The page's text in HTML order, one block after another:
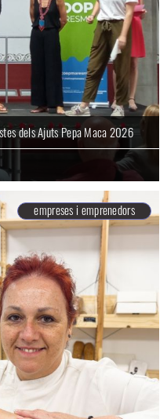
dels Ajuts Pepa Maca 2026
empreses i emprenedors